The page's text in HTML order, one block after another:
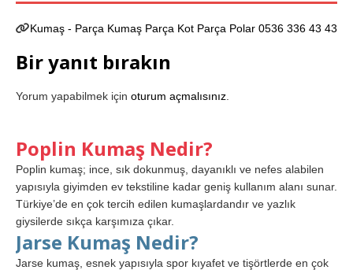
Kumaş - Parça Kumaş Parça Kot Parça Polar 0536 336 43 43
Bir yanıt bırakın
Yorum yapabilmek için oturum açmalısınız
Poplin Kumaş Nedir?
Poplin kumaş; ince, sık dokunmuş, dayanıklı ve nefes alabilen
yapısıyla giyimden ev tekstiline kadar geniş kullanım alanı sunar.
Türkiye’de en çok tercih edilen kumaşlardandır ve yazlık
giysilerde sıkça karşımıza çıkar.
Jarse Kumaş Nedir?
Jarse kumaş, esnek yapısıyla spor kıyafet ve tişörtlerde en çok